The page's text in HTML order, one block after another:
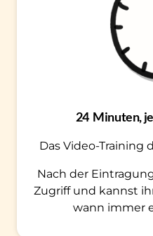
24 Minuten,
Das Video-Training
Nach der
Zugriff und kannst
wann immer